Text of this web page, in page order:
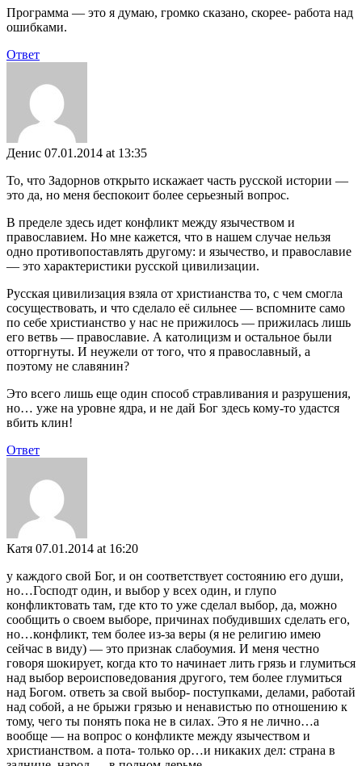
Программа — это я думаю, громко сказано, скорее- работа над
ошибками.
Ответ
Денис 07.01.2014 at 13:35
То, что Задорнов открыто искажает часть русской истории —
это да, но меня беспокоит более серьезный вопрос.
В пределе здесь идет конфликт между язычеством и
православием. Но мне кажется, что в нашем случае нельзя
одно противопоставлять другому: и язычество, и православие
— это характеристики русской цивилизации.
Русская цивилизация взяла от христианства то, с чем смогла
сосуществовать, и что сделало её сильнее — вспомните само
по себе христианство у нас не прижилось — прижилась лишь
его ветвь — православие. А католицизм и остальное были
отторгнуты. И неужели от того, что я православный, а
поэтому не славянин?
Это всего лишь еще один способ стравливания и разрушения,
но… уже на уровне ядра, и не дай Бог здесь кому-то удастся
вбить клин!
Ответ
Катя 07.01.2014 at 16:20
у каждого свой Бог, и он соответствует состоянию его души,
но…Господт один, и выбор у всех один, и глупо
конфликтовать там, где кто то уже сделал выбор, да, можно
сообщить о своем выборе, причинах побудивших сделать его,
но…конфликт, тем более из-за веры (я не религию имею
сейчас в виду) — это признак слабоумия. И меня честно
говоря шокирует, когда кто то начинает лить грязь и глумиться
над выбор вероисповедования другого, тем более глумиться
над Богом. ответь за свой выбор- поступками, делами, работай
над собой, а не брыжи грязью и ненавистью по отношению к
тому, чего ты понять пока не в силах. Это я не лично…а
вообще — на вопрос о конфликте между язычеством и
христианством. а пота- только ор…и никаких дел: страна в